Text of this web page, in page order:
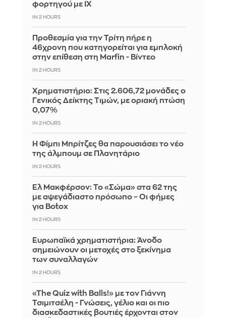
φορτηγού με ΙΧ
IN 2 HOURS
Προθεσμία για την Τρίτη πήρε η
46χρονη που κατηγορείται για εμπλοκή
στην επίθεση στη Marfin - Βίντεο
IN 2 HOURS
Χρηματιστήριο: Στις 2.606,72 μονάδες ο
Γενικός Δείκτης Τιμών, με οριακή πτώση
0,07%
IN 2 HOURS
Η Φίμπι Μπρίτζες θα παρουσιάσει το νέο
της άλμπουμ σε Πλανητάριο
IN 2 HOURS
Ελ Μακφέρσον: Το «Σώμα» στα 62 της
με αψεγάδιαστο πρόσωπο – Οι φήμες
για Botox
IN 2 HOURS
Ευρωπαϊκά χρηματιστήρια: Άνοδο
σημειώνουν οι μετοχές στο ξεκίνημα
των συναλλαγών
IN 2 HOURS
«The Quiz with Balls!» με τον Γιάννη
Τσιμιτσέλη - Γνώσεις, γέλιο και οι πιο
διασκεδαστικές βουτιές έρχονται στον